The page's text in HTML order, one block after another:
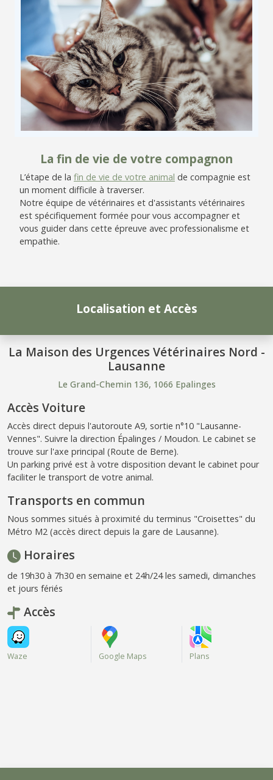
La fin de vie de votre compagnon
L’étape de la fin de vie de votre animal de compagnie est
un moment difficile à traverser.
Notre équipe de vétérinaires et d'assistants vétérinaires
est spécifiquement formée pour vous accompagner et
vous guider dans cette épreuve avec professionalisme et
empathie.
Localisation et Accès
La Maison des Urgences Vétérinaires Nord -
Lausanne
Le Grand-Chemin 136, 1066 Epalinges
Accès Voiture
Accès direct depuis l'autoroute A9, sortie n°10 "Lausanne-
Vennes". Suivre la direction Épalinges / Moudon. Le cabinet se
trouve sur l'axe principal (Route de Berne).
Un parking privé est à votre disposition devant le cabinet pour
faciliter le transport de votre animal.
Transports en commun
Nous sommes situés à proximité du terminus "Croisettes" du
Métro M2 (accès direct depuis la gare de Lausanne).
Horaires
de 19h30 à 7h30 en semaine et 24h/24 les samedi, dimanches
et jours fériés
Accès
Waze Google Maps Plans